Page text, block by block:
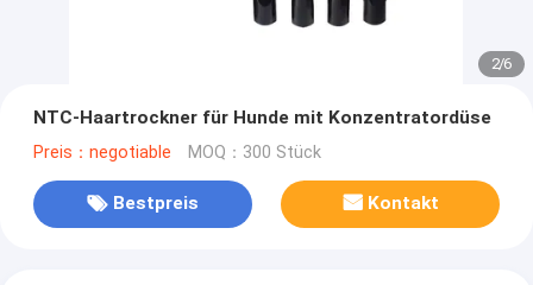
2/6
NTC-Haartrockner für Hunde mit Konzentratordüse
Preis：negotiable MOQ：300 Stück
Bestpreis Kontakt